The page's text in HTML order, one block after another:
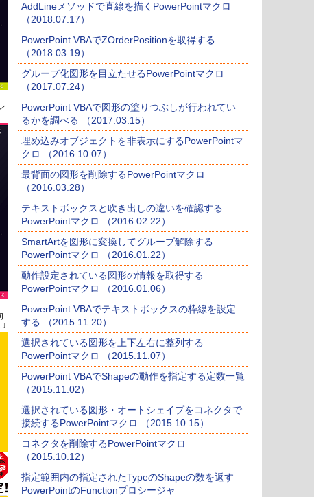
AddLineメソッドで直線を描くPowerPointマクロ
（2018.07.17）
PowerPoint VBAでZOrderPositionを取得する
（2018.03.19）
グループ化図形を目立たせるPowerPointマクロ
（2017.07.24）
PowerPoint VBAで図形の塗りつぶしが行われてい
るかを調べる （2017.03.15）
埋め込みオブジェクトを非表示にするPowerPointマ
クロ （2016.10.07）
最背面の図形を削除するPowerPointマクロ
（2016.03.28）
テキストボックスと吹き出しの違いを確認する
PowerPointマクロ （2016.02.22）
SmartArtを図形に変換してグループ解除する
PowerPointマクロ （2016.01.22）
動作設定されている図形の情報を取得する
PowerPointマクロ （2016.01.06）
PowerPoint VBAでテキストボックスの枠線を設定
する （2015.11.20）
選択されている図形を上下左右に整列する
PowerPointマクロ （2015.11.07）
PowerPoint VBAでShapeの動作を指定する定数一覧
（2015.11.02）
選択されている図形・オートシェイプをコネクタで
接続するPowerPointマクロ （2015.10.15）
コネクタを削除するPowerPointマクロ
（2015.10.12）
指定範囲内の指定されたTypeのShapeの数を返す
PowerPointのFunctionプロシージャ